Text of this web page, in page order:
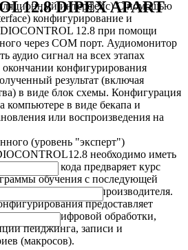
интерфейс) С помощью
конфигурирование и
12.8 при помощи
через COM порт. Аудиомонитор
аудио сигнал на всех этапах
конфигурирования
результат (включая
в виде блок схемы. Конфигурация
компьютере в виде бекапа и
или воспроизведения на
(уровень "эксперт")
необходимо иметь
Получения кода предваряет курс
обучения с последующей
зачета на сайте производителя.
предоставляет
цифровой обработки,
пейджинга, записи и
(макросов).
DIPEX APART